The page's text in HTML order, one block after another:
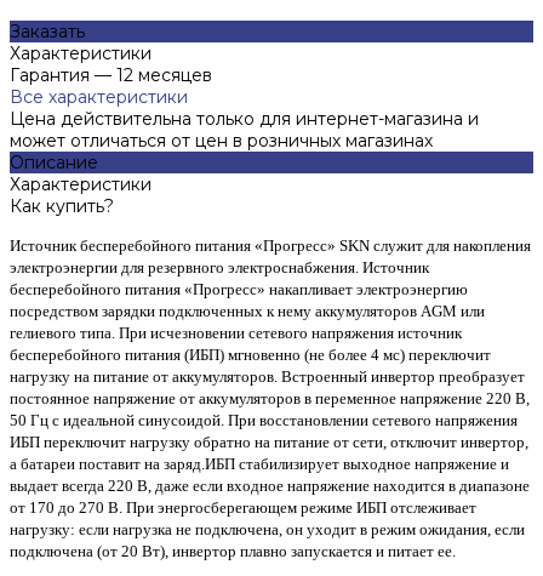
Заказать
Характеристики
Гарантия — 12 месяцев
Все характеристики
Цена действительна только для интернет-магазина и
может отличаться от цен в розничных магазинах
Описание
Характеристики
Как купить?
Источник бесперебойного питания «Прогресс» SKN служит для накопления
электроэнергии для резервного электроснабжения. Источник
бесперебойного питания «Прогресс» накапливает электроэнергию
посредством зарядки подключенных к нему аккумуляторов AGM или
гелиевого типа. При исчезновении сетевого напряжения источник
бесперебойного питания (ИБП) мгновенно (не более 4 мс) переключит
нагрузку на питание от аккумуляторов. Встроенный инвертор преобразует
постоянное напряжение от аккумуляторов в переменное напряжение 220 В,
50 Гц с идеальной синусоидой. При восстановлении сетевого напряжения
ИБП переключит нагрузку обратно на питание от сети, отключит инвертор,
а батареи поставит на заряд.ИБП стабилизирует выходное напряжение и
выдает всегда 220 В, даже если входное напряжение находится в диапазоне
от 170 до 270 В. При энергосберегающем режиме ИБП отслеживает
нагрузку: если нагрузка не подключена, он уходит в режим ожидания, если
подключена (от 20 Вт), инвертор плавно запускается и питает ее.